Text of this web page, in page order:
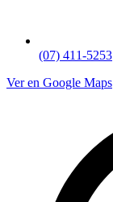
(07) 411-5253
Ver en Google Maps